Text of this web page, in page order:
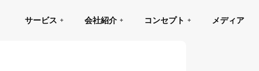
サービス 会社紹介 コンセプト メディア